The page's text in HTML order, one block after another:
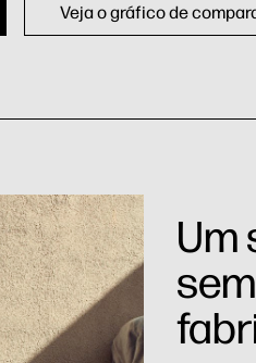
Veja o gráfico de
Um